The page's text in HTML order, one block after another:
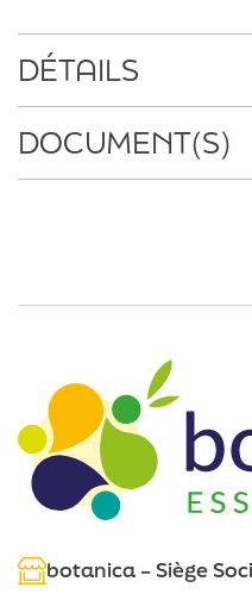
DÉTAILS
DOCUMENT(S)
botanica – Siège